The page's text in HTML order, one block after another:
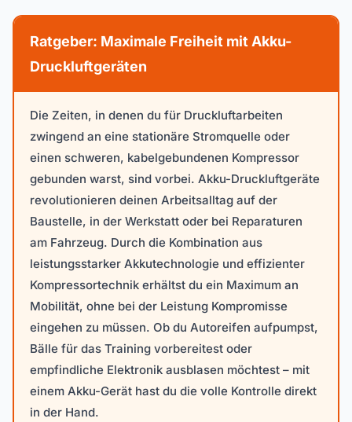
Ratgeber: Maximale Freiheit mit Akku-
Druckluftgeräten
Die Zeiten, in denen du für Druckluftarbeiten
zwingend an eine stationäre Stromquelle oder
einen schweren, kabelgebundenen Kompressor
gebunden warst, sind vorbei. Akku-Druckluftgeräte
revolutionieren deinen Arbeitsalltag auf der
Baustelle, in der Werkstatt oder bei Reparaturen
am Fahrzeug. Durch die Kombination aus
leistungsstarker Akkutechnologie und effizienter
Kompressortechnik erhältst du ein Maximum an
Mobilität, ohne bei der Leistung Kompromisse
eingehen zu müssen. Ob du Autoreifen aufpumpst,
Bälle für das Training vorbereitest oder
empfindliche Elektronik ausblasen möchtest – mit
einem Akku-Gerät hast du die volle Kontrolle direkt
in der Hand.